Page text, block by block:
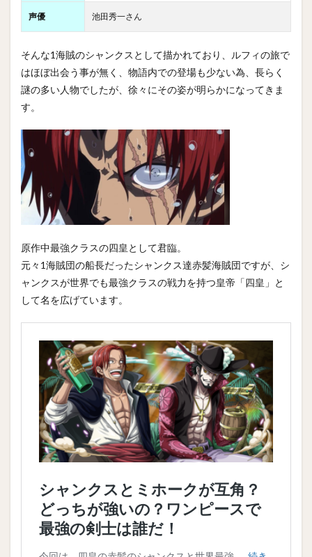
声優 池田秀一さん
そんな1海賊のシャンクスとして描かれており、ルフィの旅で
はほぼ出会う事が無く、物語内での登場も少ない為、長らく
謎の多い人物でしたが、徐々にその姿が明らかになってきま
す。
原作中最強クラスの四皇として君臨。
元々1海賊団の船長だったシャンクス達赤髪海賊団ですが、シ
ャンクスが世界でも最強クラスの戦力を持つ皇帝「四皇」と
して名を広げています。